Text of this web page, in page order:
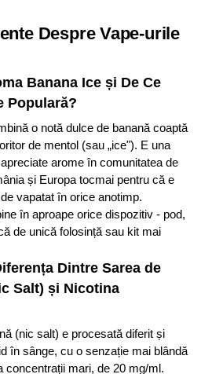
Despre Vape-urile
Banana Ice și De Ce
Populară?
o notă dulce de banană coaptă
de mentol (sau „ice"). E una
arome în comunitatea de
și Europa tocmai pentru că e
vapatat în orice anotimp.
în aproape orice dispozitiv - pod,
de unică folosință sau kit mai
Dintre Sarea de
Salt) și Nicotina
(nic salt) e procesată diferit și
în sânge, cu o senzație mai blândă
concentrații mari, de 20 mg/ml.